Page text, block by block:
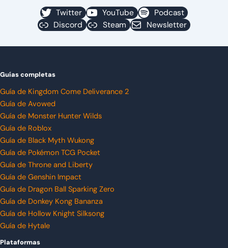
Twitter YouTube
Podcast
Discord
Steam Newsletter
Guías completas
Guía de Kingdom Come Deliverance 2
Guía de Avowed
Guía de Monster Hunter Wilds
Guía de Roblox
Guía de Black Myth Wukong
Guía de Pokémon TCG Pocket
Guía de Throne and Liberty
Guía de Genshin Impact
Guía de Dragon Ball Sparking Zero
Guía de Donkey Kong Bananza
Guía de Hollow Knight Silksong
Guía de Hytale
Plataformas